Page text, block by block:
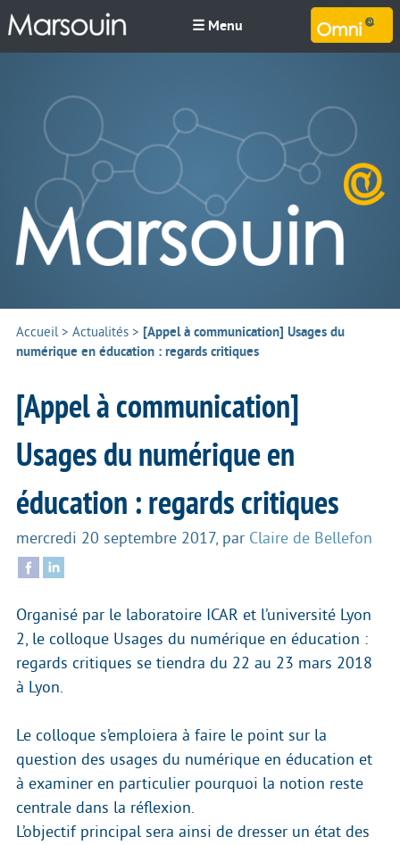
☰ Menu
Accueil> Actualités > [Appel à communication] Usages du
numérique en éducation : regards critiques
[Appel à communication]
Usages du numérique en
éducation : regards critiques
mercredi 20 septembre 2017, par Claire de Bellefon
Organisé par le laboratoire ICAR et l’université Lyon
2, le colloque Usages du numérique en éducation :
regards critiques se tiendra du 22 au 23 mars 2018
à Lyon.
Le colloque s’emploiera à faire le point sur la
question des usages du numérique en éducation et
à examiner en particulier pourquoi la notion reste
centrale dans la réflexion.
L’objectif principal sera ainsi de dresser un état des